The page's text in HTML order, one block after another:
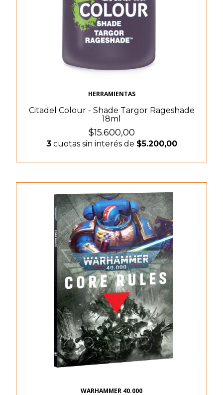
HERRAMIENTAS
Citadel Colour - Shade Targor Rageshade
18ml
$15.600,00
3cuotas sin interés de $5.200,00
WARHAMMER 40.000